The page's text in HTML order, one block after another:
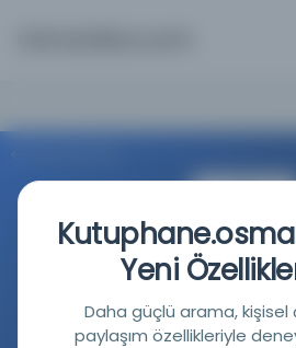
İstanbul Büyükşehir
Yeni
Daha güçlü arama, kişisel
paylaşım özellikleriyle